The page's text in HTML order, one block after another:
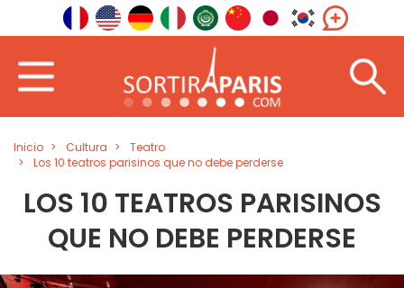
Inicio Cultura
Teatro
Los 10 teatros parisinos que no debe perderse
LOS 10 TEATROS PARISINOS
QUE NO DEBE PERDERSE